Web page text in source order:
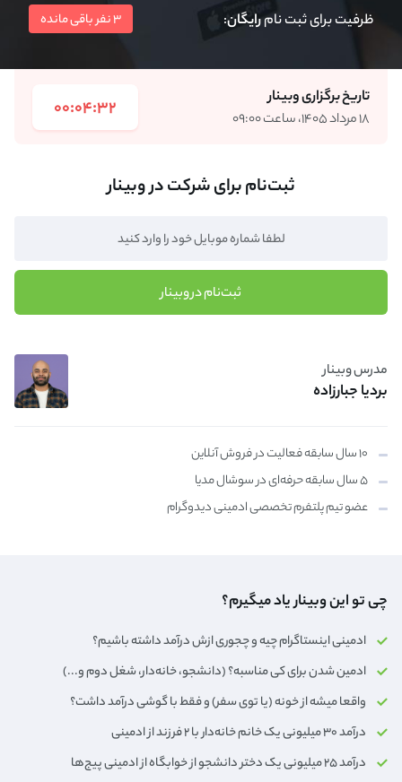
ظرفیت برای ثبت نامرایگان: 3 نفر باقی مانده
تاریخ برگزاری وبینار
۱۸ مرداد ۱۴۰۵، ساعت ۰۹:۰۰ 00:04:32
ثبت‌نام برای شرکت در وبینار
ثبت‌نام در وبینار
مدرس وبینار
بردیا جبارزاده
۱۰ سال سابقه فعالیت در فروش آنلاین
۵ سال سابقه حرفه‌ای در سوشال مدیا
عضو تیم پلتفرم تخصصی ادمینی دیدوگرام
چی تو این وبینار یاد میگیرم؟
ادمینی اینستاگرام چیه و چجوری ازش درآمد داشته باشیم؟
ادمین شدن برای کی مناسبه؟ (دانشجو، خانه‌دار،‌ شغل دوم و...)
واقعا میشه از خونه (یا توی سفر) و فقط با گوشی درآمد داشت؟
درآمد ۳۰ میلیونی یک خانم خانه‌دار با ۲ فرزند از ادمینی
درآمد ۲۵ میلیونی یک دختر دانشجو از خوابگاه از ادمینی پیج‌ها